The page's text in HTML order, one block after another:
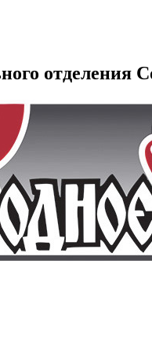
отделения